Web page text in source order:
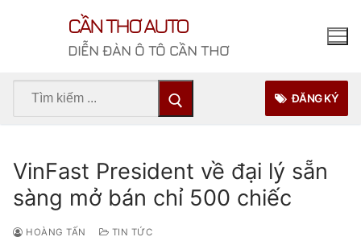
CẦN THƠ AUTO
DIỄN ĐÀN Ô TÔ CẦN THƠ
Tìm
ĐĂNG KÝ
VinFast President về đại lý sẵn
sàng mở bán chỉ 500 chiếc
HOÀNG TẤN TIN TỨC